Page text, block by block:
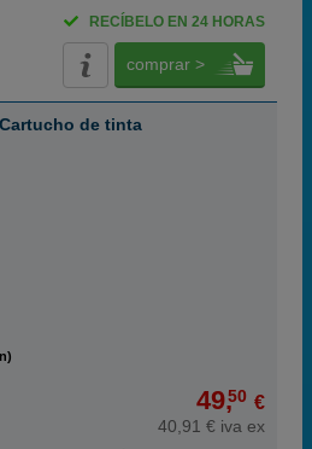
RECÍBELO EN 24 HORAS
comprar >
de tinta
49,50 €
40,91 € iva ex